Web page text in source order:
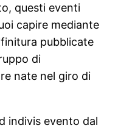
questi eventi
capire mediante
pubblicate
di
nate nel giro di
indivis evento dal